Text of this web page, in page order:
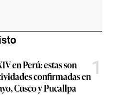
en Perú: estas son
confirmadas en
Cusco y Pucallpa
1